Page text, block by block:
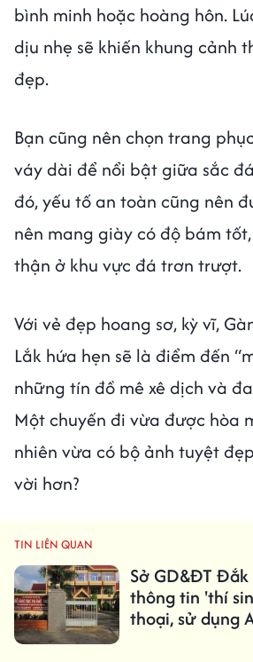
bình minh hoặc hoàng hôn.
dịu nhẹ sẽ khiến khung cảnh
đẹp.
Bạn cũng nên chọn trang
váy dài để nổi bật giữa sắc
đó, yếu tố an toàn cũng nên
nên mang giày có độ bám
thận ở khu vực đá trơn trượt.
Với vẻ đẹp hoang sơ, kỳ vĩ,
Lắk hứa hẹn sẽ là điểm đến
những tín đồ mê xê dịch và
Một chuyến đi vừa được hòa
nhiên vừa có bộ ảnh tuyệt
vời hơn?
TIN LIÊN QUAN
Sở GD&ĐT
thông tin 'thí
thoại, sử dụng